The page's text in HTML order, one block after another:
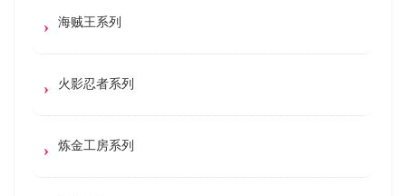
海贼王系列
火影忍者系列
炼金工房系列